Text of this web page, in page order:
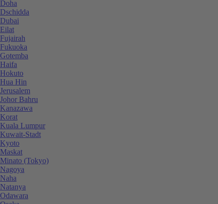
Doha
Dschidda
Dubai
Eilat
Fujairah
Fukuoka
Gotemba
Haifa
Hokuto
Hua Hin
Jerusalem
Johor Bahru
Kanazawa
Korat
Kuala Lumpur
Kuwait-Stadt
Kyoto
Maskat
Minato (Tokyo)
Nagoya
Naha
Natanya
Odawara